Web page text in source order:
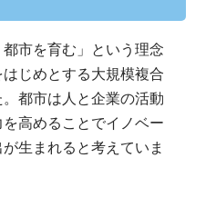
市を育む」という理念
じめとする大規模複合
都市は人と企業の活動
高めることでイノベー
生まれると考えていま